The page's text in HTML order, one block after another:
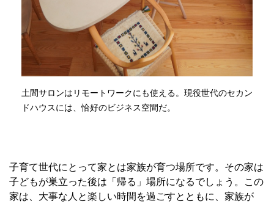
土間サロンはリモートワークにも使える。現役世代のセカン
ドハウスには、恰好のビジネス空間だ。
子育て世代にとって家とは家族が育つ場所です。その家は
子どもが巣立った後は「帰る」場所になるでしょう。この
家は、大事な人と楽しい時間を過ごすとともに、家族が